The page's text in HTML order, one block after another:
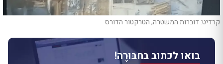
קרדיט: דוברות המשטרה, הטרקטור הדורס
בואו לכתוב בחבּוּרֶה!